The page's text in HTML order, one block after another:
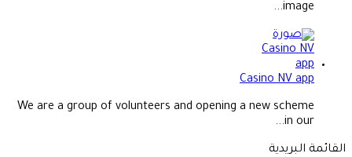
image...
Casino NV app
We are a group of volunteers and opening a new scheme
in our...
القائمة البريدية